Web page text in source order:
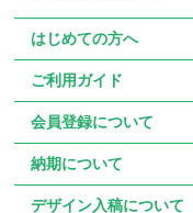
はじめての方へ
ご利用ガイド
会員登録について
納期について
デザイン入稿について